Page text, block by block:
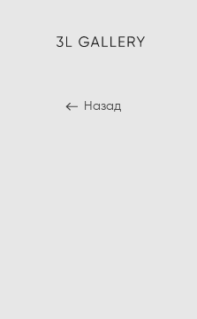
Назад